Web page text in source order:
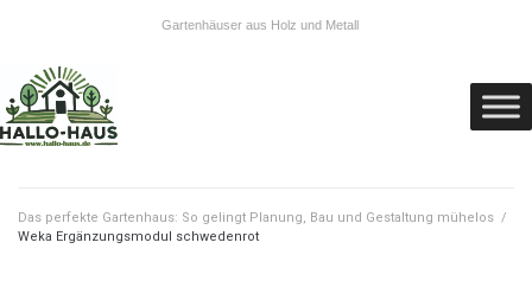
Gartenhäuser aus Holz und Metall
Das perfekte Gartenhaus: So gelingt Planung, Bau und Gestaltung mühelos /
Weka Ergänzungsmodul schwedenrot